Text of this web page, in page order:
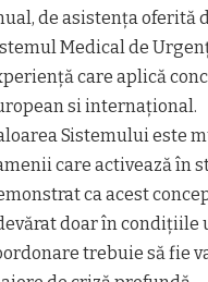
de asistența oferită
Medical de
care aplică
si internațional.
Sistemului este
care activează în
ca acest
doar în condițiile
trebuie să fie